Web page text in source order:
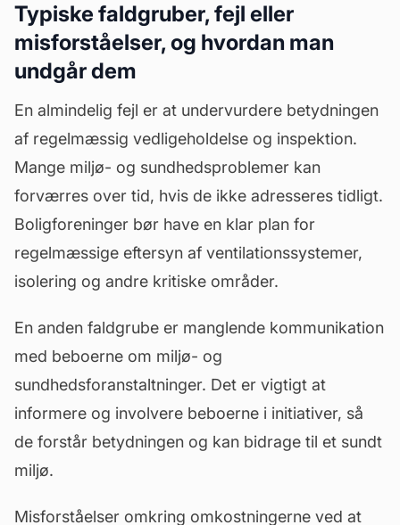
Typiske faldgruber, fejl eller
misforståelser, og hvordan man
undgår dem
En almindelig fejl er at undervurdere betydningen
af regelmæssig vedligeholdelse og inspektion.
Mange miljø- og sundhedsproblemer kan
forværres over tid, hvis de ikke adresseres tidligt.
Boligforeninger bør have en klar plan for
regelmæssige eftersyn af ventilationssystemer,
isolering og andre kritiske områder.
En anden faldgrube er manglende kommunikation
med beboerne om miljø- og
sundhedsforanstaltninger. Det er vigtigt at
informere og involvere beboerne i initiativer, så
de forstår betydningen og kan bidrage til et sundt
miljø.
Misforståelser omkring omkostningerne ved at